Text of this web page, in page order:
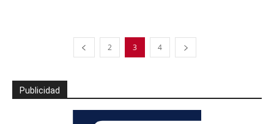
2 3 4
Publicidad